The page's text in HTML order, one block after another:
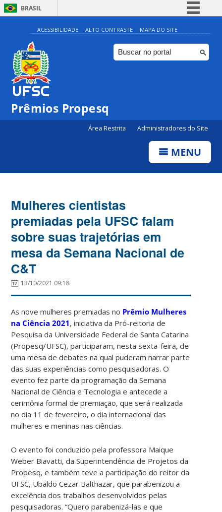
BRASIL
Simplifique!
Comunica BR
Participe
ACESSIBILIDADE ALTO CONTRASTE MAPA DO SITE
Prêmios Propesq
Área Restrita Administradores do Site
MENU
Mulheres cientistas
premiadas pela UFSC falam
sobre suas trajetórias em
mesa da Semana Nacional de
C&T
13/10/2021 09:18
As nove mulheres premiadas no Prêmio Mulheres
na Ciência 2021, iniciativa da Pró-reitoria de
Pesquisa da Universidade Federal de Santa Catarina
(Propesq/UFSC), participaram, nesta sexta-feira, de
uma mesa de debates na qual puderam narrar parte
das suas experiências como pesquisadoras. O
evento fez parte da programação da Semana
Nacional de Ciência e Tecnologia e antecede a
cerimônia formal de premiação, que será realizada
no dia 11 de fevereiro, o dia internacional das
mulheres e meninas nas ciências.
O evento foi conduzido pela professora Maique
Weber Biavatti, da Superintendência de Projetos da
Propesq, e também teve a participação do reitor da
UFSC, Ubaldo Cezar Balthazar, que parabenizou a
excelência dos trabalhos desenvolvidos pelas
pesquisadoras. “Quero parabenizá-las e que